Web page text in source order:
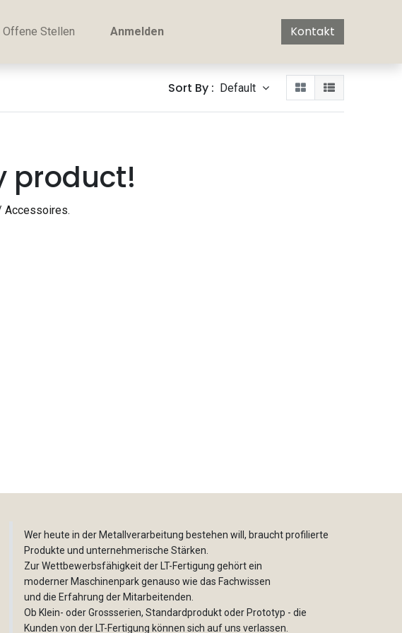
Offene Stellen Anmelden Kontakt
Sort By : Default
product!
Accessoires.
Wer heute in der Metallverarbeitung bestehen will, braucht profilierte
Produkte und unternehmerische Stärken.
Zur Wettbewerbsfähigkeit der LT-Fertigung gehört ein
moderner Maschinenpark genauso wie das Fachwissen
und die Erfahrung der Mitarbeitenden.
Ob Klein- oder Grossserien, Standardprodukt oder Prototyp - die
Kunden von der LT-Fertigung können sich auf uns verlassen.